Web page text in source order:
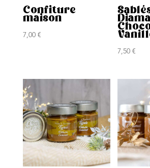
Confiture
maison
7,00€
7,50€